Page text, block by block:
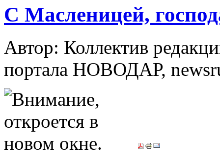
С Масленицей,
Автор: Коллектив
портала НОВОДАР,